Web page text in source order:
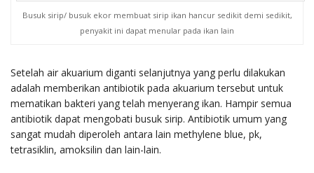
Busuk sirip/ busuk ekor membuat sirip ikan hancur sedikit demi sedikit,
penyakit ini dapat menular pada ikan lain
Setelah air akuarium diganti selanjutnya yang perlu dilakukan
adalah memberikan antibiotik pada akuarium tersebut untuk
mematikan bakteri yang telah menyerang ikan. Hampir semua
antibiotik dapat mengobati busuk sirip. Antibiotik umum yang
sangat mudah diperoleh antara lain methylene blue, pk,
tetrasiklin, amoksilin dan lain-lain.